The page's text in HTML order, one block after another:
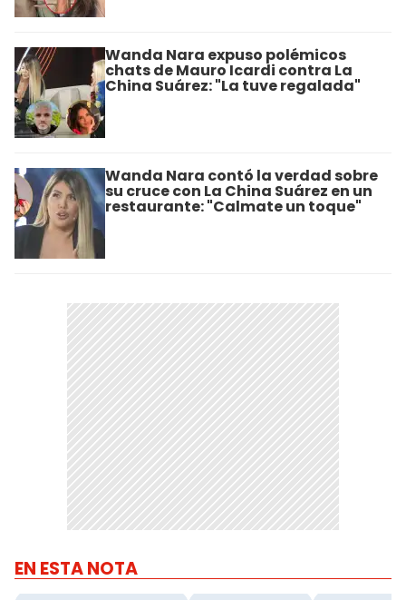
Wanda Nara expuso polémicos
chats de Mauro Icardi contra La
China Suárez: "La tuve regalada"
Wanda Nara contó la verdad sobre
su cruce con La China Suárez en un
restaurante: "Calmate un toque"
EN ESTA NOTA